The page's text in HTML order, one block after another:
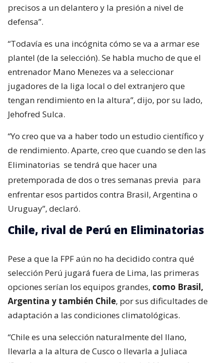
precisos a un delantero y la presión a nivel de
defensa”.
“Todavía es una incógnita cómo se va a armar ese
plantel (de la selección). Se habla mucho de que el
entrenador Mano Menezes va a seleccionar
jugadores de la liga local o del extranjero que
tengan rendimiento en la altura”, dijo, por su lado,
Jehofred Sulca.
“Yo creo que va a haber todo un estudio científico y
de rendimiento. Aparte, creo que cuando se den las
Eliminatorias se tendrá que hacer una
pretemporada de dos o tres semanas previa para
enfrentar esos partidos contra Brasil, Argentina o
Uruguay”, declaró.
Chile, rival de Perú en Eliminatorias
Pese a que la FPF aún no ha decidido contra qué
selección Perú jugará fuera de Lima, las primeras
opciones serían los equipos grandes, como Brasil,
Argentina y también Chile, por sus dificultades de
adaptación a las condiciones climatológicas.
“Chile es una selección naturalmente del llano,
llevarla a la altura de Cusco o llevarla a Juliaca